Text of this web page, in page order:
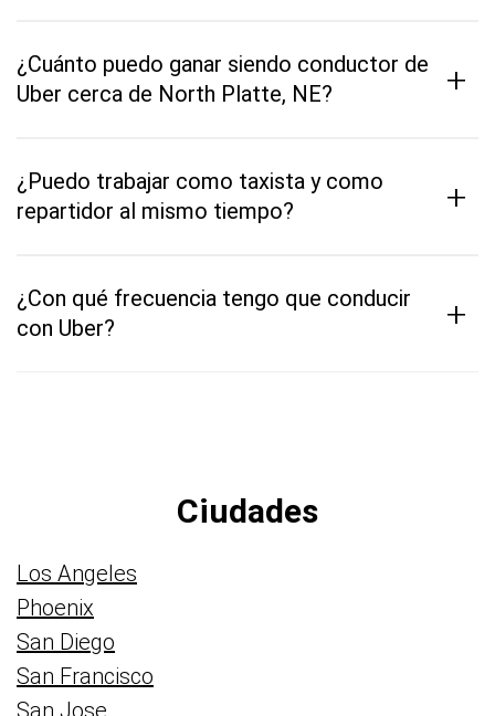
¿Cuánto puedo ganar siendo conductor de
Uber cerca de North Platte, NE?
+
¿Puedo trabajar como taxista y como
repartidor al mismo tiempo?
+
¿Con qué frecuencia tengo que conducir
con Uber?
+
Ciudades
Los Angeles
Phoenix
San Diego
San Francisco
San Jose